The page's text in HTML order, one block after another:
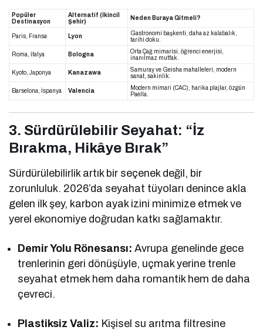
Popüler
Destinasyon
Alternatif (İkincil
Şehir)
Neden Buraya Gitmeli?
Paris, Fransa Lyon
Gastronomi başkenti, daha az kalabalık,
tarihi doku.
Roma, İtalya Bologna
Orta Çağ mimarisi, öğrenci enerjisi,
inanılmaz mutfak.
Kyoto, Japonya Kanazawa
Samuray ve Geisha mahalleleri, modern
sanat, sakinlik.
Barselona, İspanya Valencia
Modern mimari (CAC), harika plajlar, özgün
Paella.
3. Sürdürülebilir Seyahat: “İz
Bırakma, Hikâye Bırak”
Sürdürülebilirlik artık bir seçenek değil, bir
zorunluluk. 2026’da seyahat tüyoları denince akla
gelen ilk şey, karbon ayak izini minimize etmek ve
yerel ekonomiye doğrudan katkı sağlamaktır.
Demir Yolu Rönesansı: Avrupa genelinde gece
trenlerinin geri dönüşüyle, uçmak yerine trenle
seyahat etmek hem daha romantik hem de daha
çevreci.
Plastiksiz Valiz: Kişisel su arıtma filtresine